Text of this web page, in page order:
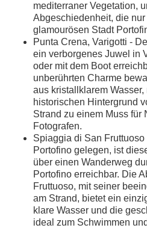
mediterraner Vegetation,
Abgeschiedenheit, die
glamourösen Stadt
Punta Crena, Varigotti -
ein verborgenes Juwel in
oder mit dem Boot
unberührten Charme
aus kristallklarem
historischen Hintergrund
Strand zu einem Muss für
Fotografen.
Spiaggia di San
Portofino gelegen, ist
über einen Wanderweg
Portofino erreichbar. Die
Fruttuoso, mit seiner
am Strand, bietet ein
klare Wasser und die
ideal zum Schwimmen